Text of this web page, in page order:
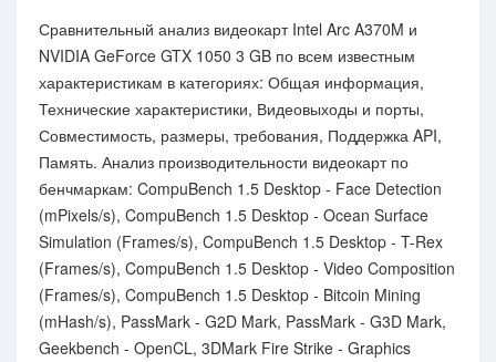
Сравнительный анализ видеокарт Intel Arc A370M и
NVIDIA GeForce GTX 1050 3 GB по всем известным
характеристикам в категориях: Общая информация,
Технические характеристики, Видеовыходы и порты,
Совместимость, размеры, требования, Поддержка API,
Память. Анализ производительности видеокарт по
бенчмаркам: CompuBench 1.5 Desktop - Face Detection
(mPixels/s), CompuBench 1.5 Desktop - Ocean Surface
Simulation (Frames/s), CompuBench 1.5 Desktop - T-Rex
(Frames/s), CompuBench 1.5 Desktop - Video Composition
(Frames/s), CompuBench 1.5 Desktop - Bitcoin Mining
(mHash/s), PassMark - G2D Mark, PassMark - G3D Mark,
Geekbench - OpenCL, 3DMark Fire Strike - Graphics